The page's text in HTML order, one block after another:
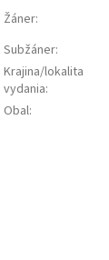
Žáner:
Subžáner:
Krajina/lokalita
vydania:
Obal: